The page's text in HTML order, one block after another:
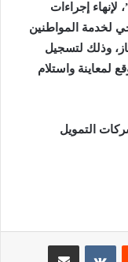
لإنهاء إجراءات
لخدمة المواطنين
وذلك لتسجيل
لمعاينة واستلام
التمويل